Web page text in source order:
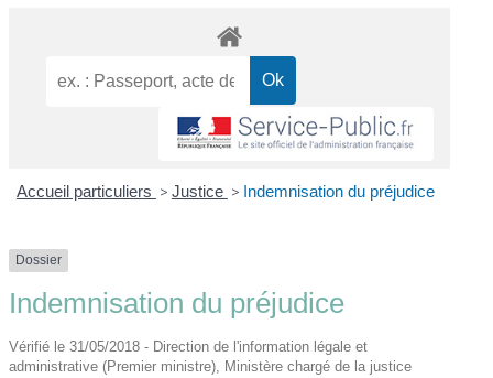
Accueil particuliers > Justice > Indemnisation du préjudice
Dossier
Indemnisation du préjudice
Vérifié le 31/05/2018 - Direction de l'information légale et
administrative (Premier ministre), Ministère chargé de la justice